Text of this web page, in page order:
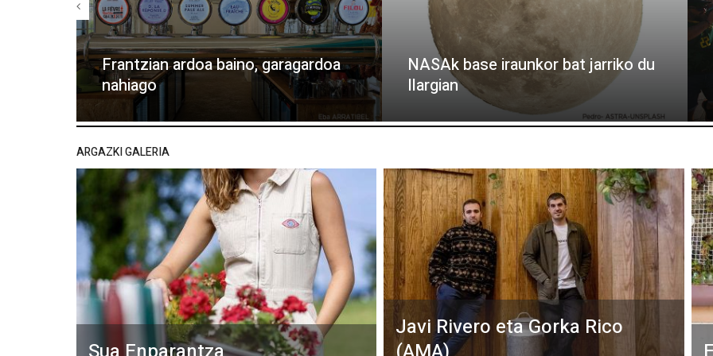
Frantzian ardoa baino, garagardoa
nahiago
NASAk base iraunkor bat jarriko du
Ilargian
ARGAZKI GALERIA
Javi Rivero eta Gorka Rico